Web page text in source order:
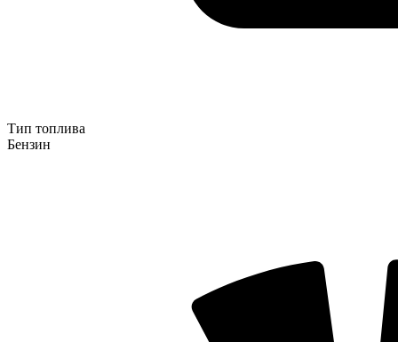
Тип топлива
Бензин